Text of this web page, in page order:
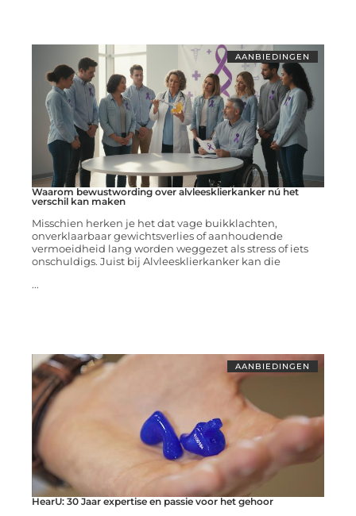
AANBIEDINGEN
Waarom bewustwording over alvleesklierkanker nú het
verschil kan maken
Misschien herken je het dat vage buikklachten,
onverklaarbaar gewichtsverlies of aanhoudende
vermoeidheid lang worden weggezet als stress of iets
onschuldigs. Juist bij Alvleesklierkanker kan die
...
AANBIEDINGEN
HearU: 30 Jaar expertise en passie voor het gehoor